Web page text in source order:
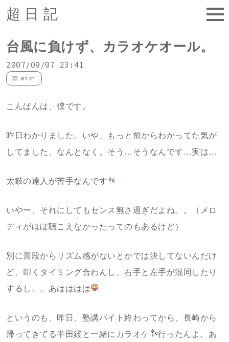
超日記
台風に負けず、カラオケオール。
2007/09/07 23:41
mixi
こんばんは、僕です。
昨日わかりました。いや、もっと前からわかってた気が
してました、なんとなく。そう…そうなんです…実は…
太鼓の達人が苦手なんです
いやー、それにしてもセンス無さ過ぎだよね。。（メロ
ディがほぼ聴こえなかったってのもあるけど）
別に普段からリズム感がないとかでは決してないんだけ
ど、叩くタイミング合わんし、右手と左手が混同したり
するし。。あはははは
というのも、昨日、塾講バイト終わってから、長崎から
帰ってきてる半田鏝と一緒にカラオケ
行ったんよ。あ